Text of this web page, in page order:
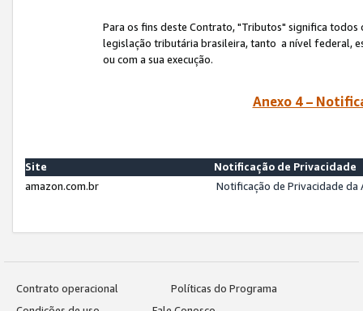
Para os fins deste Contrato, "Tributos" significa
legislação tributária brasileira, tanto a nível federal,
ou com a sua execução.
Anexo 4 –
Site
Notificação de Privacidade
amazon.com.br
Notificação de Privacidade
Contrato operacional
Políticas do Programa